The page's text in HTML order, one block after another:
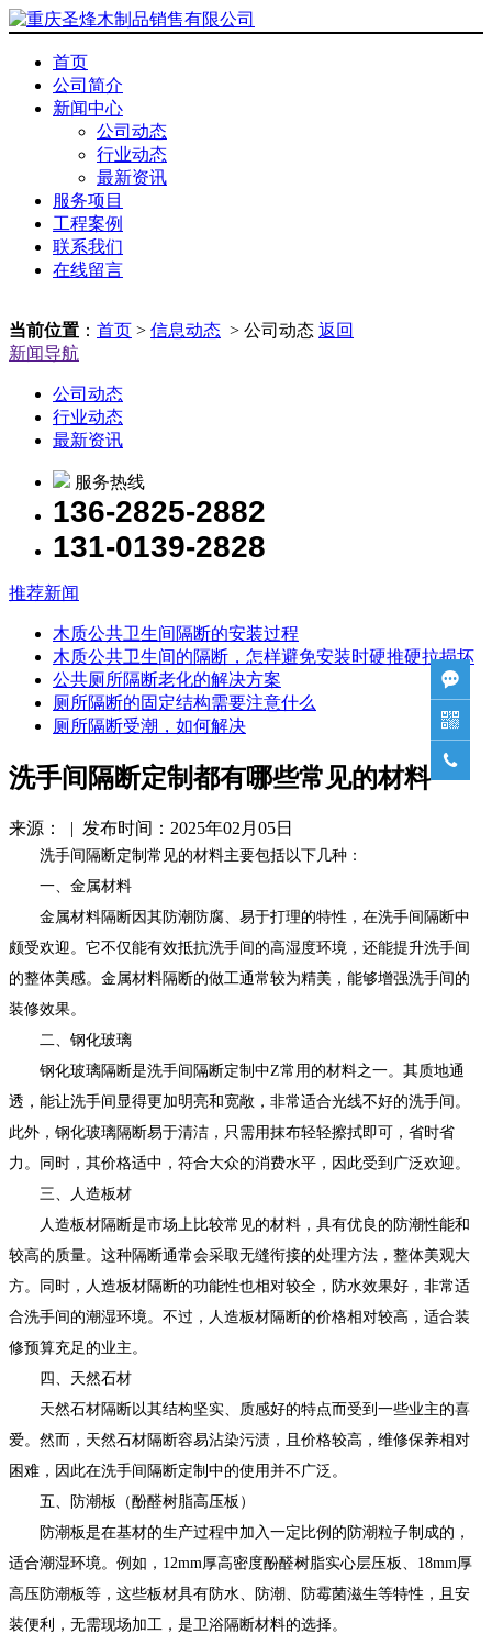
首页
公司简介
新闻中心
公司动态
行业动态
最新资讯
服务项目
工程案例
联系我们
在线留言
当前位置 ： 首页 > 信息动态 > 公司动态 返回
新闻导航
公司动态
行业动态
最新资讯
服务热线
136-2825-2882
131-0139-2828
推荐新闻
木质公共卫生间隔断的安装过程
木质公共卫生间的隔断，怎样避免安装时硬推硬拉损坏
公共厕所隔断老化的解决方案
厕所隔断的固定结构需要注意什么
厕所隔断受潮，如何解决
洗手间隔断定制都有哪些常见的材料
来源： | 发布时间：2025年02月05日
洗手间隔断定制常见的材料主要包括以下几种：
一、金属材料
金属材料隔断因其防潮防腐、易于打理的特性，在洗手间隔断中
颇受欢迎。它不仅能有效抵抗洗手间的高湿度环境，还能提升洗手间
的整体美感。金属材料隔断的做工通常较为精美，能够增强洗手间的
装修效果。
二、钢化玻璃
钢化玻璃隔断是洗手间隔断定制中Z常用的材料之一。其质地通
透，能让洗手间显得更加明亮和宽敞，非常适合光线不好的洗手间。
此外，钢化玻璃隔断易于清洁，只需用抹布轻轻擦拭即可，省时省
力。同时，其价格适中，符合大众的消费水平，因此受到广泛欢迎。
三、人造板材
人造板材隔断是市场上比较常见的材料，具有优良的防潮性能和
较高的质量。这种隔断通常会采取无缝衔接的处理方法，整体美观大
方。同时，人造板材隔断的功能性也相对较全，防水效果好，非常适
合洗手间的潮湿环境。不过，人造板材隔断的价格相对较高，适合装
修预算充足的业主。
四、天然石材
天然石材隔断以其结构坚实、质感好的特点而受到一些业主的喜
爱。然而，天然石材隔断容易沾染污渍，且价格较高，维修保养相对
困难，因此在洗手间隔断定制中的使用并不广泛。
五、防潮板（酚醛树脂高压板）
防潮板是在基材的生产过程中加入一定比例的防潮粒子制成的，
适合潮湿环境。例如，12mm厚高密度酚醛树脂实心层压板、18mm厚
高压防潮板等，这些板材具有防水、防潮、防霉菌滋生等特性，且安
装便利，无需现场加工，是卫浴隔断材料的选择。


